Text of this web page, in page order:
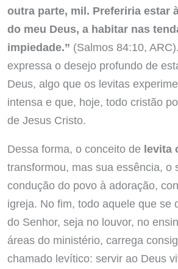
outra parte, mil. Preferiria estar
do meu Deus, a habitar nas
impiedade.” (Salmos 84:10,
expressa o desejo profundo de
Deus, algo que os levitas
intensa e que, hoje, todo cristão
de Jesus Cristo.
Dessa forma, o conceito de levita
transformou, mas sua essência, o
condução do povo à adoração,
igreja. No fim, todo aquele que se
do Senhor, seja no louvor, no
áreas do ministério, carrega
chamado levítico: servir ao Deus